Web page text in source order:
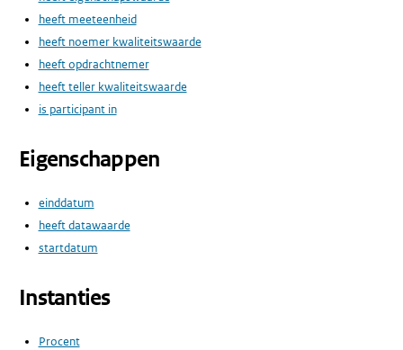
heeft meeteenheid
heeft noemer kwaliteitswaarde
heeft opdrachtnemer
heeft teller kwaliteitswaarde
is participant in
Eigenschappen
einddatum
heeft datawaarde
startdatum
Instanties
Procent